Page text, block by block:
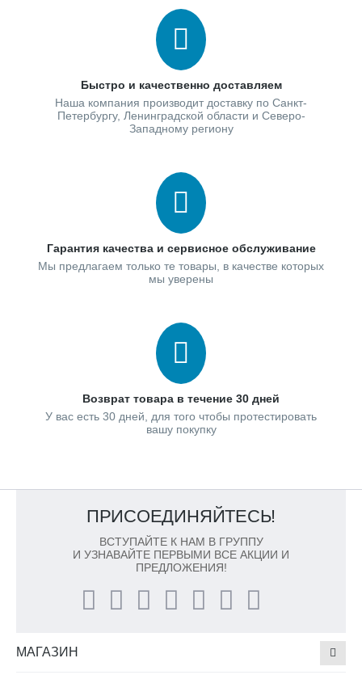
Быстро и качественно доставляем
Наша компания производит доставку по Санкт-
Петербургу, Ленинградской области и Северо-
Западному региону
Гарантия качества и сервисное обслуживание
Мы предлагаем только те товары, в качестве которых
мы уверены
Возврат товара в течение 30 дней
У вас есть 30 дней, для того чтобы протестировать
вашу покупку
ПРИСОЕДИНЯЙТЕСЬ!
ВСТУПАЙТЕ К НАМ В ГРУППУ
И УЗНАВАЙТЕ ПЕРВЫМИ ВСЕ АКЦИИ И
ПРЕДЛОЖЕНИЯ!
МАГАЗИН